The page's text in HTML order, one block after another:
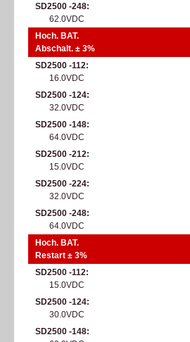
SD2500 -248
62.0VDC
Hoch. BAT.
Abschalt. ± 3%
SD2500 -112
16.0VDC
SD2500 -124
32.0VDC
SD2500 -148
64.0VDC
SD2500 -212
15.0VDC
SD2500 -224
32.0VDC
SD2500 -248
64.0VDC
Hoch. BAT.
Restart ± 3%
SD2500 -112
15.0VDC
SD2500 -124
30.0VDC
SD2500 -148